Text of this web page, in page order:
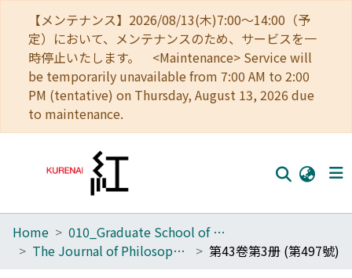
【メンテナンス】2026/08/13(木)7:00～14:00（予
定）において、メンテナンスのため、サービスを一
時停止いたします。 <Maintenance> Service will
be temporarily unavailable from 7:00 AM to 2:00
PM (tentative) on Thursday, August 13, 2026 due
to maintenance.
Home
Home
010_Graduate School of Letters
The Journal of Philosophical Studies
第43卷第3册 (第497號)